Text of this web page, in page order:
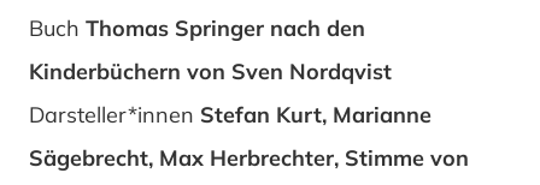
Buch Thomas Springer nach den
Kinderbüchern von Sven Nordqvist
Darsteller*innen Stefan Kurt, Marianne
Sägebrecht, Max Herbrechter, Stimme von